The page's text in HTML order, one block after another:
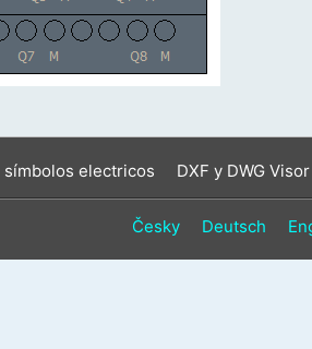
símbolos electricos DXF y DWG Visor
Česky Deutsch